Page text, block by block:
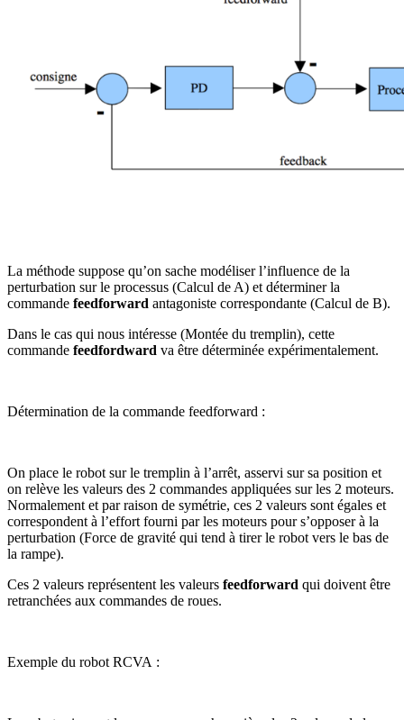
La méthode suppose qu’on sache modéliser l’influence de la
perturbation sur le processus (Calcul de A) et déterminer la
commande feedforward antagoniste correspondante (Calcul de B).
Dans le cas qui nous intéresse (Montée du tremplin), cette
commande feedfordward va être déterminée expérimentalement.
Détermination de la commande feedforward :
On place le robot sur le tremplin à l’arrêt, asservi sur sa position et
on relève les valeurs des 2 commandes appliquées sur les 2 moteurs.
Normalement et par raison de symétrie, ces 2 valeurs sont égales et
correspondent à l’effort fourni par les moteurs pour s’opposer à la
perturbation (Force de gravité qui tend à tirer le robot vers le bas de
la rampe).
Ces 2 valeurs représentent les valeurs feedforward qui doivent être
retranchées aux commandes de roues.
Exemple du robot RCVA :